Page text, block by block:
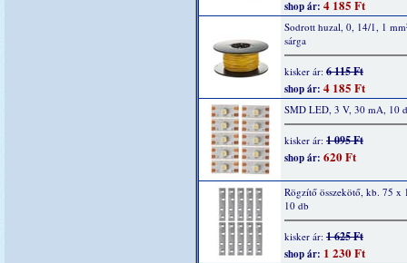
shop ár: 4 185 Ft
Sodrott huzal, 0, 14/1, 1
sárga
kisker ár: 6 115 Ft
shop ár: 4 185 Ft
SMD LED, 3 V, 30 mA, 10
kisker ár: 1 095 Ft
shop ár: 620 Ft
Rögzítő összekötő, kb. 75 x
10 db
kisker ár: 1 625 Ft
shop ár: 1 230 Ft